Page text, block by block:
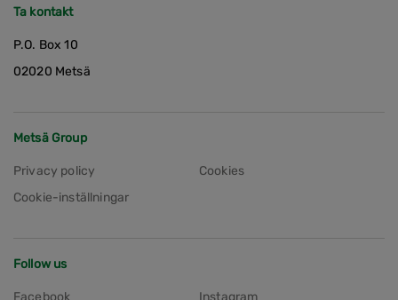
Ta kontakt
P.O. Box 10
02020 Metsä
Metsä Group
Privacy policy
Cookies
Cookie-inställningar
Follow us